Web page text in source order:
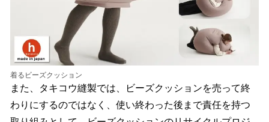
着るビーズクッション
また、タキコウ縫製では、ビーズクッションを売って終
わりにするのではなく、使い終わった後まで責任を持つ